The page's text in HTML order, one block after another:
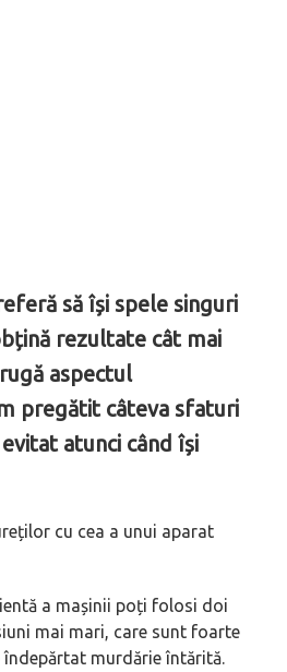
să își spele singuri
rezultate cât mai
aspectul
pregătit câteva sfaturi
atunci când își
cu cea a unui aparat
a mașinii poți folosi doi
mai mari, care sunt foarte
murdărie întărită.